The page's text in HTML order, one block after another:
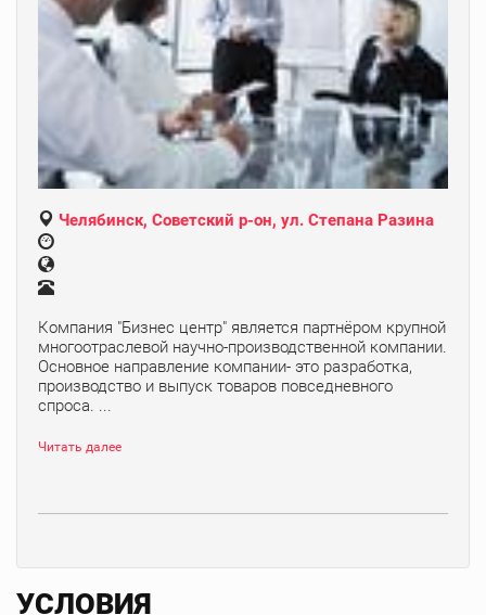
Челябинск, Советский р-он, ул. Степана Разина
Компания "Бизнес центр" является партнёром крупной
многоотраслевой научно-производственной компании.
Основное направление компании- это разработка,
производство и выпуск товаров повседневного
спроса. ...
Читать далее
УСЛОВИЯ